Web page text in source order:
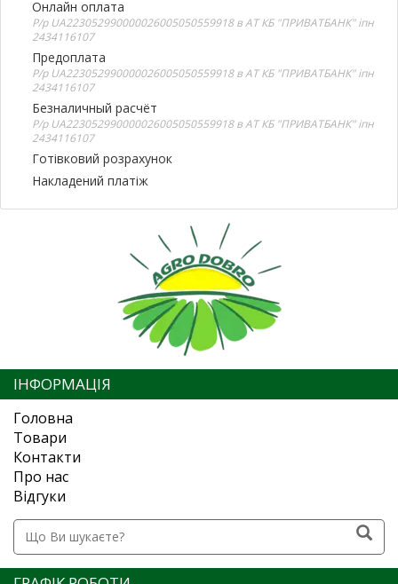
Онлайн оплата
Р/р UA223052990000026005050559918 в АТ КБ "ПРИВАТБАНК" іпн
2434116107
Предоплата
Р/р UA223052990000026005050559918 в АТ КБ "ПРИВАТБАНК" іпн
2434116107
Безналичный расчёт
Р/р UA223052990000026005050559918 в АТ КБ "ПРИВАТБАНК" іпн
2434116107
Готівковий розрахунок
Накладений платіж
ІНФОРМАЦІЯ
Головна
Товари
Контакти
Про нас
Відгуки